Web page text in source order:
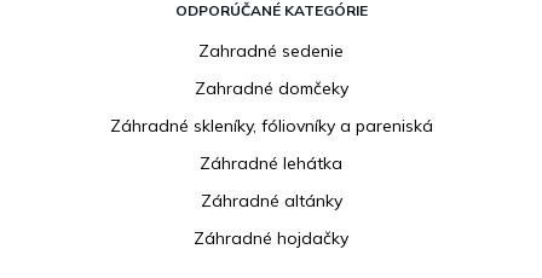
ODPORÚČANÉ KATEGÓRIE
Zahradné sedenie
Zahradné domčeky
Záhradné skleníky, fóliovníky a pareniská
Záhradné lehátka
Záhradné altánky
Záhradné hojdačky